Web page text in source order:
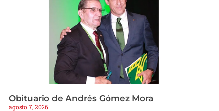
Obituario de Andrés Gómez Mora
agosto 7, 2026